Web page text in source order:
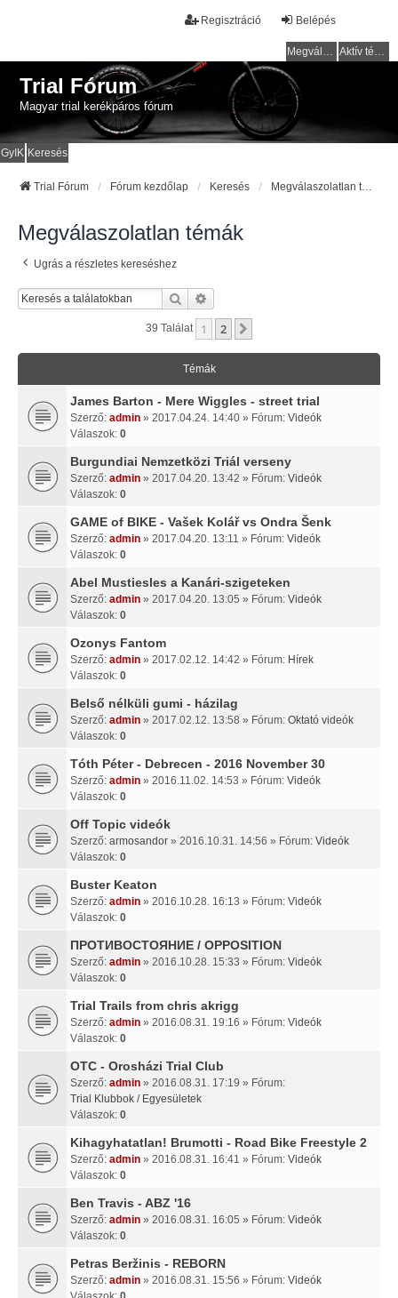
Belépés
Regisztráció
Megválaszolatlan témák Aktív témák
Trial Fórum
Magyar trial kerékpáros fórum
GyIK Keresés
Trial Fórum Fórum kezdőlap Keresés
Megválaszolatlan témák
Ugrás a részletes kereséshez
Keresés
39 Találat 1 2
Témák
James Barton - Mere Wiggles - street trial
Szerző: admin » 2017.04.24. 14:40 » Fórum: Videók
Válaszok: 0
Burgundiai Nemzetközi Triál verseny
Szerző: admin » 2017.04.20. 13:42 » Fórum: Videók
Válaszok: 0
GAME of BIKE - Vašek Kolář vs Ondra Šenk
Szerző: admin » 2017.04.20. 13:11 » Fórum: Videók
Válaszok: 0
Abel Mustiesles a Kanári-szigeteken
Szerző: admin » 2017.04.20. 13:05 » Fórum: Videók
Válaszok: 0
Ozonys Fantom
Szerző: admin » 2017.02.12. 14:42 » Fórum: Hírek
Válaszok: 0
Belső nélküli gumi - házilag
Szerző: admin » 2017.02.12. 13:58 » Fórum: Oktató videók
Válaszok: 0
Tóth Péter - Debrecen - 2016 November 30
Szerző: admin » 2016.11.02. 14:53 » Fórum: Videók
Válaszok: 0
Off Topic videók
Szerző: armosandor » 2016.10.31. 14:56 » Fórum: Videók
Válaszok: 0
Buster Keaton
Szerző: admin » 2016.10.28. 16:13 » Fórum: Videók
Válaszok: 0
ПРОТИВОСТОЯНИЕ / OPPOSITION
Szerző: admin » 2016.10.28. 15:33 » Fórum: Videók
Válaszok: 0
Trial Trails from chris akrigg
Szerző: admin » 2016.08.31. 19:16 » Fórum: Videók
Válaszok: 0
OTC - Orosházi Trial Club
Szerző: admin » 2016.08.31. 17:19 » Fórum:
Trial Klubbok / Egyesületek
Válaszok: 0
Kihagyhatatlan! Brumotti - Road Bike Freestyle 2
Szerző: admin » 2016.08.31. 16:41 » Fórum: Videók
Válaszok: 0
Ben Travis - ABZ '16
Szerző: admin » 2016.08.31. 16:05 » Fórum: Videók
Válaszok: 0
Petras Beržinis - REBORN
Szerző: admin » 2016.08.31. 15:56 » Fórum: Videók